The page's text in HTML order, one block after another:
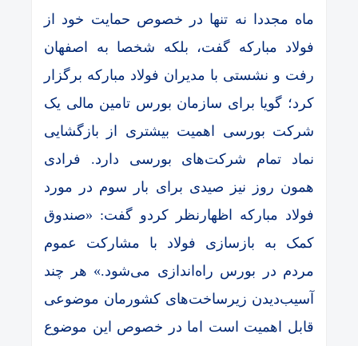
ماه مجددا نه تنها در خصوص حمایت خود از
فولاد مبارکه گفت، بلکه شخصا به اصفهان
رفت و نشستی با مدیران فولاد مبارکه برگزار
کرد؛ گویا برای سازمان بورس تامین مالی یک
شرکت بورسی اهمیت بیشتری از بازگشایی
نماد تمام شرکت‌های بورسی دارد. فرادی
همون روز نیز صیدی برای بار سوم در مورد
فولاد مبارکه اظهارنظر کردو گفت: «صندوق
کمک به بازسازی فولاد با مشارکت عموم
مردم در بورس راه‌اندازی می‌شود.» هر چند
آسیب‌دیدن زیرساخت‌های کشورمان موضوعی
قابل اهمیت است اما در خصوص این موضوع